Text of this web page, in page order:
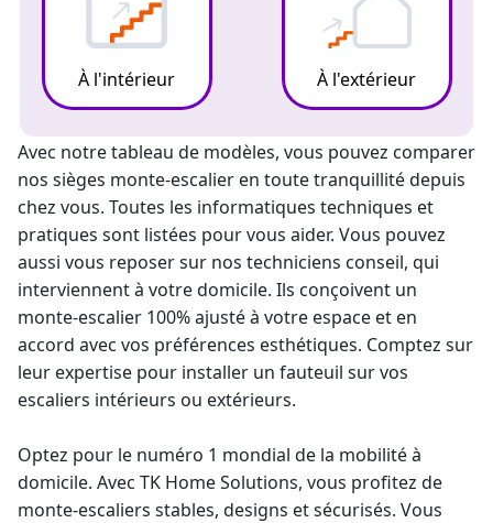
À l'intérieur À l'extérieur
Avec notre tableau de modèles, vous pouvez comparer
nos sièges monte-escalier en toute tranquillité depuis
chez vous. Toutes les informatiques techniques et
pratiques sont listées pour vous aider. Vous pouvez
aussi vous reposer sur nos techniciens conseil, qui
interviennent à votre domicile. Ils conçoivent un
monte-escalier 100% ajusté à votre espace et en
accord avec vos préférences esthétiques. Comptez sur
leur expertise pour installer un fauteuil sur vos
escaliers intérieurs ou extérieurs.
Optez pour le numéro 1 mondial de la mobilité à
domicile. Avec TK Home Solutions, vous profitez de
monte-escaliers stables, designs et sécurisés. Vous